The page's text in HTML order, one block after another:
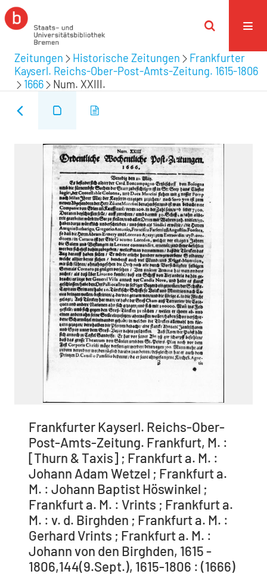
Zeitungen Historische Zeitungen
Frankfurter
Kayserl. Reichs-Ober-Post-Amts-Zeitung. 1615-1806
1666
Num. XXIII.
Frankfurter Kayserl. Reichs-Ober-
Post-Amts-Zeitung. Frankfurt, M. :
[Thurn & Taxis] ; Frankfurt a. M. :
Johann Adam Wetzel ; Frankfurt a.
M. : Johann Baptist Höswinkel ;
Frankfurt a. M. : Vrints ; Frankfurt a.
M. : v. d. Birghden ; Frankfurt a. M. :
Gerhard Vrints ; Frankfurt a. M. :
Johann von den Birghden, 1615 -
1806,144(9.Sept.), 1615-1806 : (1666)